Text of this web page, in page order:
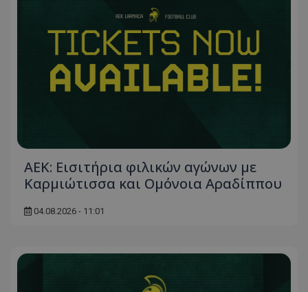
ΑΕΚ: Εισιτήρια φιλικών αγώνων με
Καρμιώτισσα και Ομόνοια Αραδίππου
04.08.2026 - 11:01